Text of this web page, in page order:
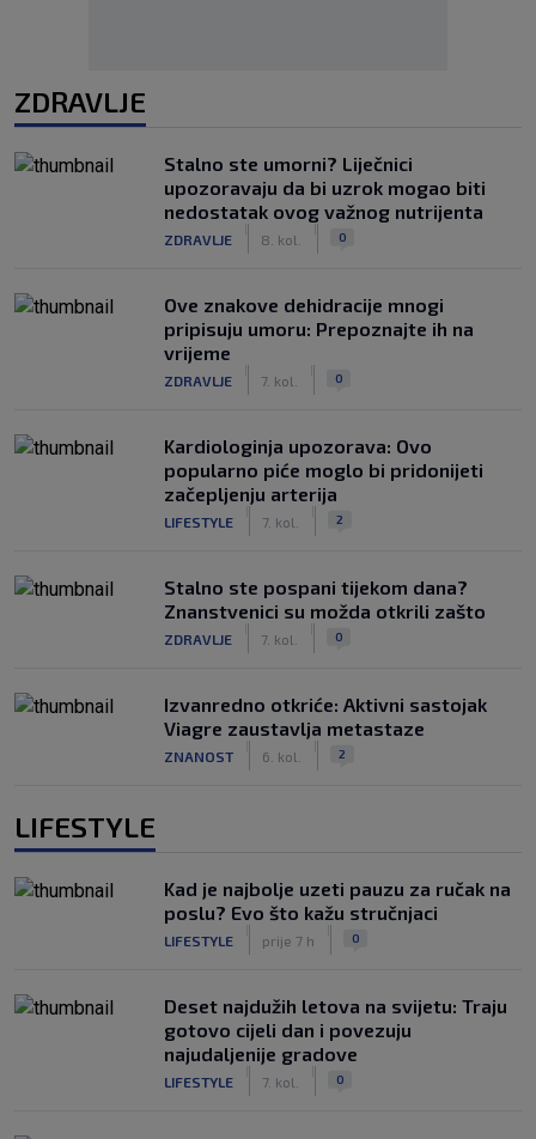
ZDRAVLJE
Stalno ste umorni? Liječnici
upozoravaju da bi uzrok mogao biti
nedostatak ovog važnog nutrijenta
ZDRAVLJE 8. kol. 0
Ove znakove dehidracije mnogi
pripisuju umoru: Prepoznajte ih na
vrijeme
ZDRAVLJE 7. kol. 0
Kardiologinja upozorava: Ovo
popularno piće moglo bi pridonijeti
začepljenju arterija
LIFESTYLE 7. kol. 2
Stalno ste pospani tijekom dana?
Znanstvenici su možda otkrili zašto
ZDRAVLJE 7. kol. 0
Izvanredno otkriće: Aktivni sastojak
Viagre zaustavlja metastaze
ZNANOST 6. kol. 2
LIFESTYLE
Kad je najbolje uzeti pauzu za ručak na
poslu? Evo što kažu stručnjaci
LIFESTYLE prije 7 h 0
Deset najdužih letova na svijetu: Traju
gotovo cijeli dan i povezuju
najudaljenije gradove
LIFESTYLE 7. kol. 0